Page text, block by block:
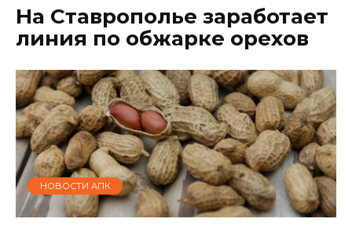
На Ставрополье заработает
линия по обжарке орехов
НОВОСТИ АПК